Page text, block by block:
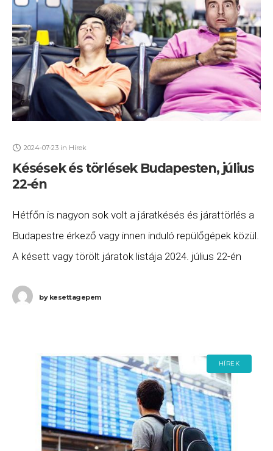
2024-07-23 in Hírek
Késések és törlések Budapesten, július
22-én
Hétfőn is nagyon sok volt a járatkésés és járattörlés a
Budapestre érkező vagy innen induló repülőgépek közül.
A késett vagy törölt járatok listája 2024. július 22-én
bykesettagepem
HÍREK